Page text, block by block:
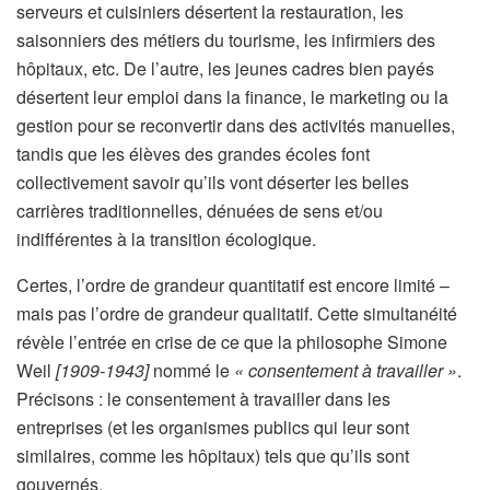
l
e
r
é
s
e
r
v
é
n
o
s
a
b
o
n
serveurs et cuisiniers désertent la restauration, les
saisonniers des métiers du tourisme, les infirmiers des
hôpitaux, etc. De l’autre, les jeunes cadres bien payés
désertent leur emploi dans la finance, le marketing ou la
gestion pour se reconvertir dans des activités manuelles,
tandis que les élèves des grandes écoles font
collectivement savoir qu’ils vont déserter les belles
carrières traditionnelles, dénuées de sens et/ou
indifférentes à la transition écologique.
Certes, l’ordre de grandeur quantitatif est encore limité –
mais pas l’ordre de grandeur qualitatif. Cette simultanéité
révèle l’entrée en crise de ce que la philosophe Simone
Weil [1909-1943]nommé le « consentement à travailler ».
Précisons : le consentement à travailler dans les
entreprises (et les organismes publics qui leur sont
similaires, comme les hôpitaux) tels quequ’ils sont
gouvernés.